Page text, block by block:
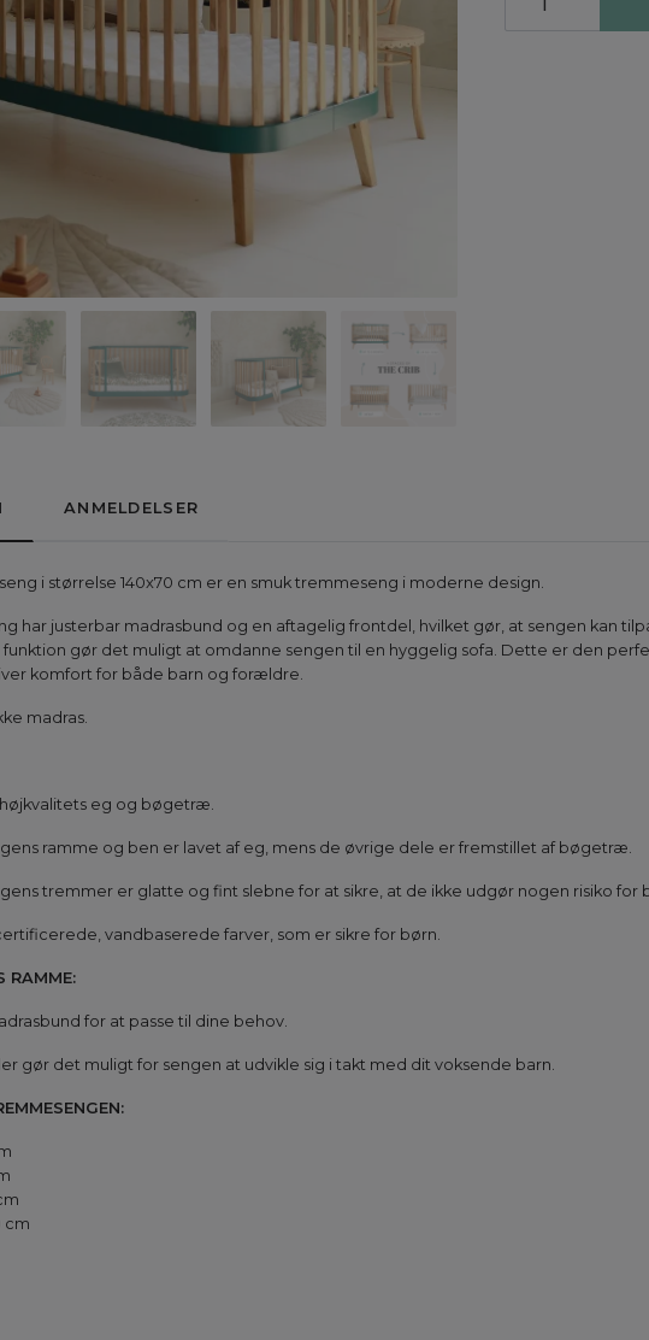
ANMELDELSER
i størrelse 140x70 cm er en smuk tremmeseng i moderne design.
har justerbar madrasbund og en aftagelig frontdel, hvilket gør, at sengen kan
funktion gør det muligt at omdanne sengen til en hyggelig sofa. Dette er den
komfort for både barn og forældre.
madras.
eg og bøgetræ.
ramme og ben er lavet af eg, mens de øvrige dele er fremstillet af bøgetræ.
tremmer er glatte og fint slebne for at sikre, at de ikke udgør nogen risiko for
vandbaserede farver, som er sikre for børn.
RAMME:
for at passe til dine behov.
gør det muligt for sengen at udvikle sig i takt med dit voksende barn.
cm